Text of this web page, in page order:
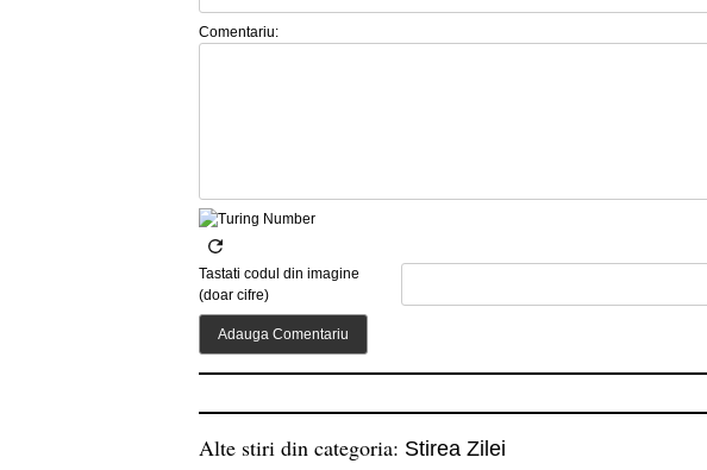
Comentariu:
Tastati codul din imagine
(doar cifre)
Alte stiri din categoria: Stirea Zilei